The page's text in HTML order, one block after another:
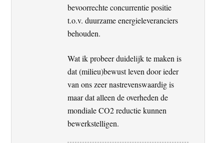
bevoorrechte concurrentie positie
t.o.v. duurzame energieleveranciers
behouden.
Wat ik probeer duidelijk te maken is
dat (milieu)bewust leven door ieder
van ons zeer nastrevenswaardig is
maar dat alleen de overheden de
mondiale CO2 reductie kunnen
bewerkstelligen.